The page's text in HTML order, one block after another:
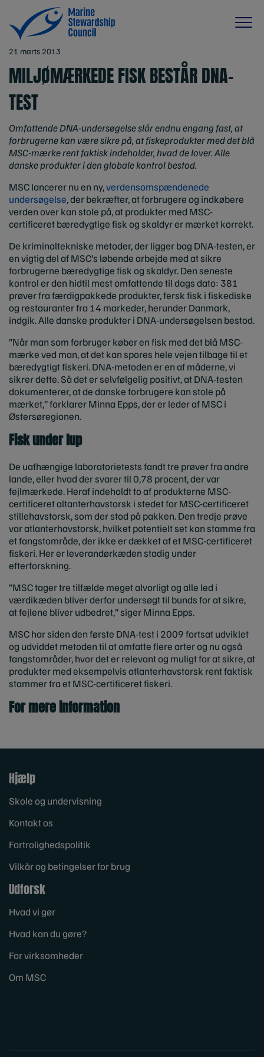
21 marts 2013
MILJØMÆRKEDE FISK BESTÅR DNA-
TEST
Omfattende DNA-undersøgelse slår endnu engang fast, at
forbrugerne kan være sikre på, at fiskeprodukter med det blå
MSC-mærke rent faktisk indeholder, hvad de lover. Alle
danske produkter i den globale kontrol bestod.
MSC lancerer nu en ny,verdensomspændenede
undersøgelse, der bekræfter, at forbrugere og indkøbere
verden over kan stole på, at produkter med MSC-
certificeret bæredygtige fisk og skaldyr er mærket korrekt.
De kriminaltekniske metoder, der ligger bag DNA-testen, er
en vigtig del af MSC’s løbende arbejde med at sikre
forbrugerne bæredygtige fisk og skaldyr. Den seneste
kontrol er den hidtil mest omfattende til dags dato: 381
prøver fra færdigpakkede produkter, fersk fisk i fiskediske
og restauranter fra 14 markeder, herunder Danmark,
indgik. Alle danske produkter i DNA-undersøgelsen bestod.
”Når man som forbruger køber en fisk med det blå MSC-
mærke ved man, at det kan spores hele vejen tilbage til et
bæredygtigt fiskeri. DNA-metoden er en af måderne, vi
sikrer dette. Så det er selvfølgelig positivt, at DNA-testen
dokumenterer, at de danske forbrugere kan stole på
mærket,” forklarer Minna Epps, der er leder af MSC i
Østersøregionen.
Fisk under lup
De uafhængige laboratorietests fandt tre prøver fra andre
lande, eller hvad der svarer til 0,78 procent, der var
fejlmærkede. Heraf indeholdt to af produkterne MSC-
certificeret altanterhavstorsk i stedet for MSC-certificeret
stillehavstorsk, som der stod på pakken. Den tredje prøve
var atlanterhavstorsk, hvilket potentielt set kan stamme fra
et fangstområde, der ikke er dækket af et MSC-certificeret
fiskeri. Her er leverandørkæden stadig under
efterforskning.
”MSC tager tre tilfælde meget alvorligt og alle led i
værdikæden bliver derfor undersøgt til bunds for at sikre,
at fejlene bliver udbedret,” siger Minna Epps.
MSC har siden den første DNA-test i 2009 fortsat udviklet
og udviddet metoden til at omfatte flere arter og nu også
fangstområder, hvor det er relevant og muligt for at sikre, at
produkter med eksempelvis atlanterhavstorsk rent faktisk
stammer fra et MSC-certificeret fiskeri.
For mere information
Hjælp
Skole og undervisning
Kontakt os
Fortrolighedspolitik
Vilkår og betingelser for brug
Udforsk
Hvad vi gør
Hvad kan du gøre?
For virksomheder
Om MSC